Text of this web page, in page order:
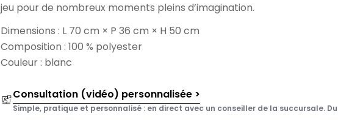
jeu pour de nombreux moments pleins d’imagination.
Dimensions : L 70 cm × P 36 cm × H 50 cm
Composition : 100 % polyester
Couleur : blanc
Consultation (vidéo) personnalisée >
Simple, pratique et personnalisé : en direct avec un conseiller de la succursale. Du